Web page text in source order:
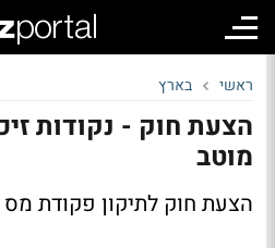
ראשי בארץ
הצעת חוק - נקודות
מוטב
הצעת חוק לתיקון פקודת